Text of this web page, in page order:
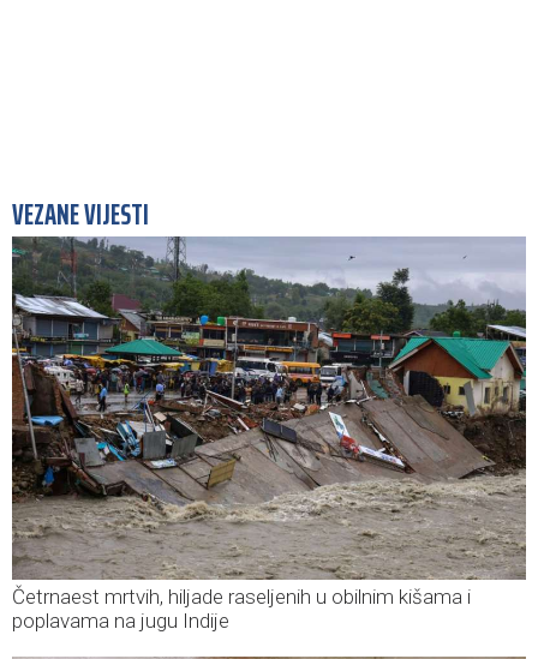
VEZANE VIJESTI
Četrnaest mrtvih, hiljade raseljenih u obilnim kišama i
poplavama na jugu Indije